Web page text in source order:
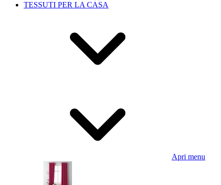
TESSUTI PER LA CASA
Apri menu